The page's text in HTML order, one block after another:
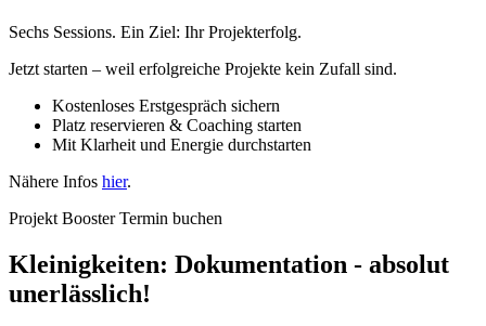
Sechs Sessions. Ein Ziel: Ihr Projekterfolg.
Jetzt starten – weil erfolgreiche Projekte kein Zufall sind.
Kostenloses Erstgespräch sichern
Platz reservieren & Coaching starten
Mit Klarheit und Energie durchstarten
Nähere Infos hier.
Projekt Booster Termin buchen
Kleinigkeiten: Dokumentation - absolut
unerlässlich!